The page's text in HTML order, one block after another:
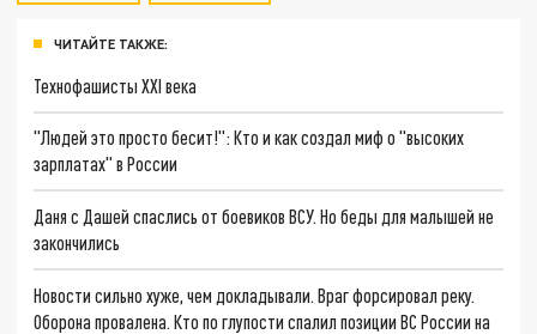
ЧИТАЙТЕ ТАКЖЕ:
Технофашисты XXI века
"Людей это просто бесит!": Кто и как создал миф о "высоких
зарплатах" в России
Даня с Дашей спаслись от боевиков ВСУ. Но беды для малышей не
закончились
Новости сильно хуже, чем докладывали. Враг форсировал реку.
Оборона провалена. Кто по глупости спалил позиции ВС России на